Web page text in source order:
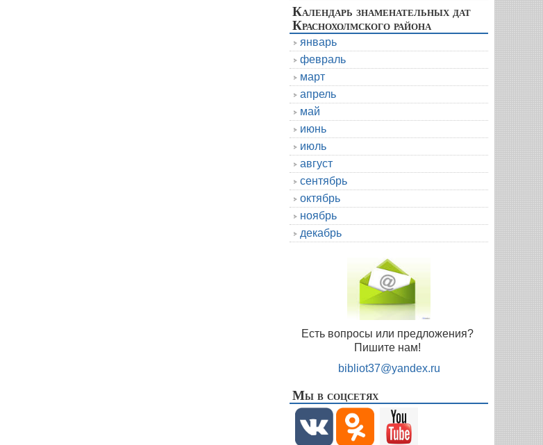
Календарь знаменательных дат
Краснохолмского района
январь
февраль
март
апрель
май
июнь
июль
август
сентябрь
октябрь
ноябрь
декабрь
Есть вопросы или предложения?
Пишите нам!
bibliot37@yandex.ru
Мы в соцсетях